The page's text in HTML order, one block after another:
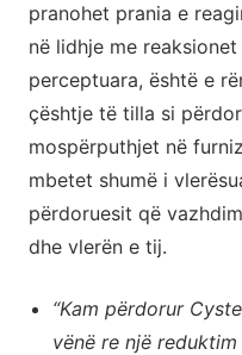
pranohet prania e
në lidhje me
perceptuara, është e
çështje të tilla si
mospërputhjet në
mbetet shumë i
përdoruesit që
dhe vlerën e tij.
“Kam përdorur
vënë re një